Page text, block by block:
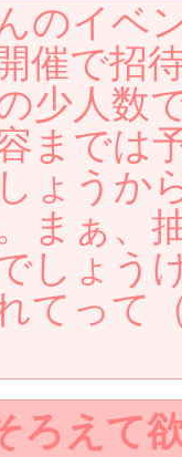
のイベ
催で招
少人数
までは
ょうか
まぁ、
しょう
てって
ろえて